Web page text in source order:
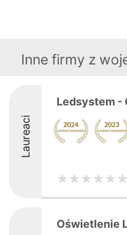
Inne firmy z
Laureaci
Ledsystem -
Oświetlenie